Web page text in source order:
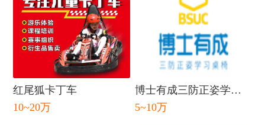
红尾狐卡丁车
10~20万
博士有成三防正姿学习
桌
5~10万